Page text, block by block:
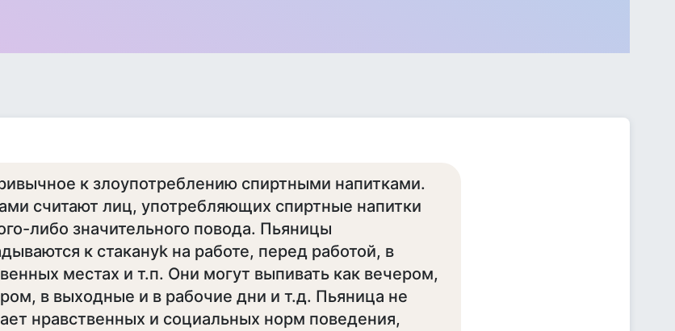
к злоупотреблению спиртными напитками.
считают лиц, употребляющих спиртные напитки
либо значительного повода. Пьяницы
к стакануk на работе, перед работой, в
местах и т.п. Они могут выпивать как вечером,
в выходные и в рабочие дни и т.д. Пьяница не
нравственных и социальных норм поведения,